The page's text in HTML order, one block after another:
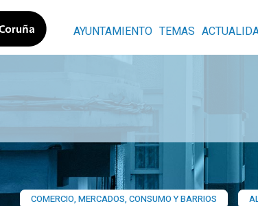
AYUNTAMIENTO TEMAS
COMERCIO, MERCADOS, CONSUMO Y BARRIOS​